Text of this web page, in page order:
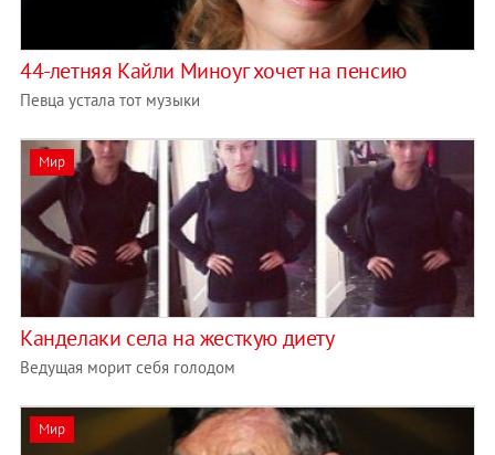
44-летняя Кайли Миноуг хочет на пенсию
Певца устала тот музыки
Мир
Канделаки села на жесткую диету
Ведущая морит себя голодом
Мир